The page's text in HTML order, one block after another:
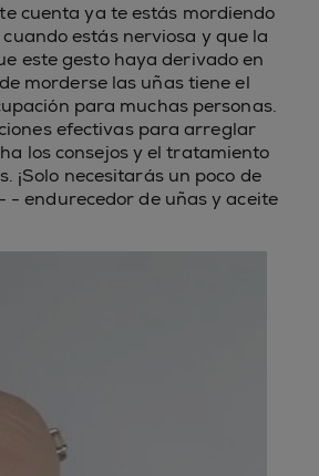
cuenta ya te estás mordiendo
estás nerviosa y que la
este gesto haya derivado en
morderse las uñas tiene el
para muchas personas.
efectivas para arreglar
los consejos y el tratamiento
necesitarás un poco de
- endurecedor de uñas y aceite